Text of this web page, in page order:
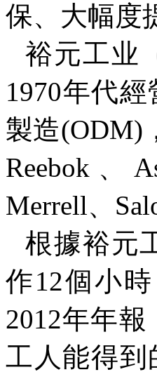
保、大幅度
裕元工业
1970年代經
製造(ODM)
Reebok 、
Merrell、
根據裕元
作12個小
2012年年報
工人能得到